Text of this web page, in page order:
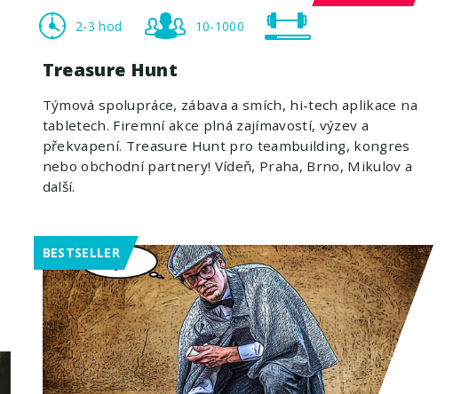
2-3 hod 10-1000
Treasure Hunt
Týmová spolupráce, zábava a smích, hi-tech aplikace na
tabletech. Firemní akce plná zajímavostí, výzev a
překvapení. Treasure Hunt pro teambuilding, kongres
nebo obchodní partnery! Vídeň, Praha, Brno, Mikulov a
další.
BESTSELLER